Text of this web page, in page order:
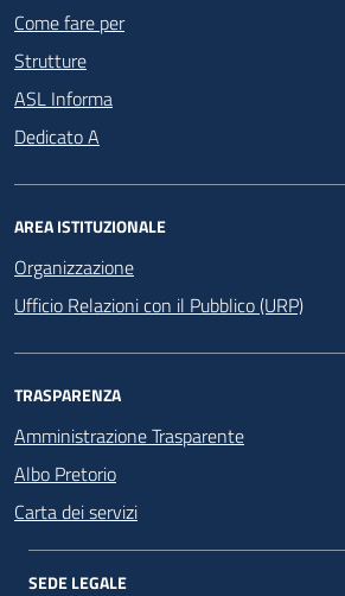
Come fare per
Strutture
ASL Informa
Dedicato A
AREA ISTITUZIONALE
Organizzazione
Ufficio Relazioni con il Pubblico (URP)
TRASPARENZA
Amministrazione Trasparente
Albo Pretorio
Carta dei servizi
SEDE LEGALE